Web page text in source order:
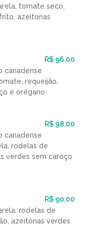
tomate seco,
azeitonas
R$ 96,00
canadense
requeijão,
e orégano
R$ 98,00
canadense
rodelas de
verdes sem caroço
R$ 90,00
rodelas de
azeitonas verdes